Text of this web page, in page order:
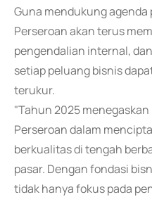
Guna mendukung
Perseroan akan terus
pengendalian internal,
setiap peluang bisnis
terukur.
"Tahun 2025
Perseroan dalam
berkualitas di tengah
pasar. Dengan fondasi
tidak hanya fokus pada